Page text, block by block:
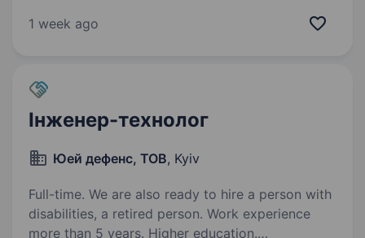
створює технологічні рішення майбутнього.
масштабуємо…
1 week ago
Інженер-технолог
Юей дефенс, ТОВ, Kyiv
Full-time. We are also ready to hire a person with
disabilities, a retired person. Work experience
more than 5 years. Higher education.